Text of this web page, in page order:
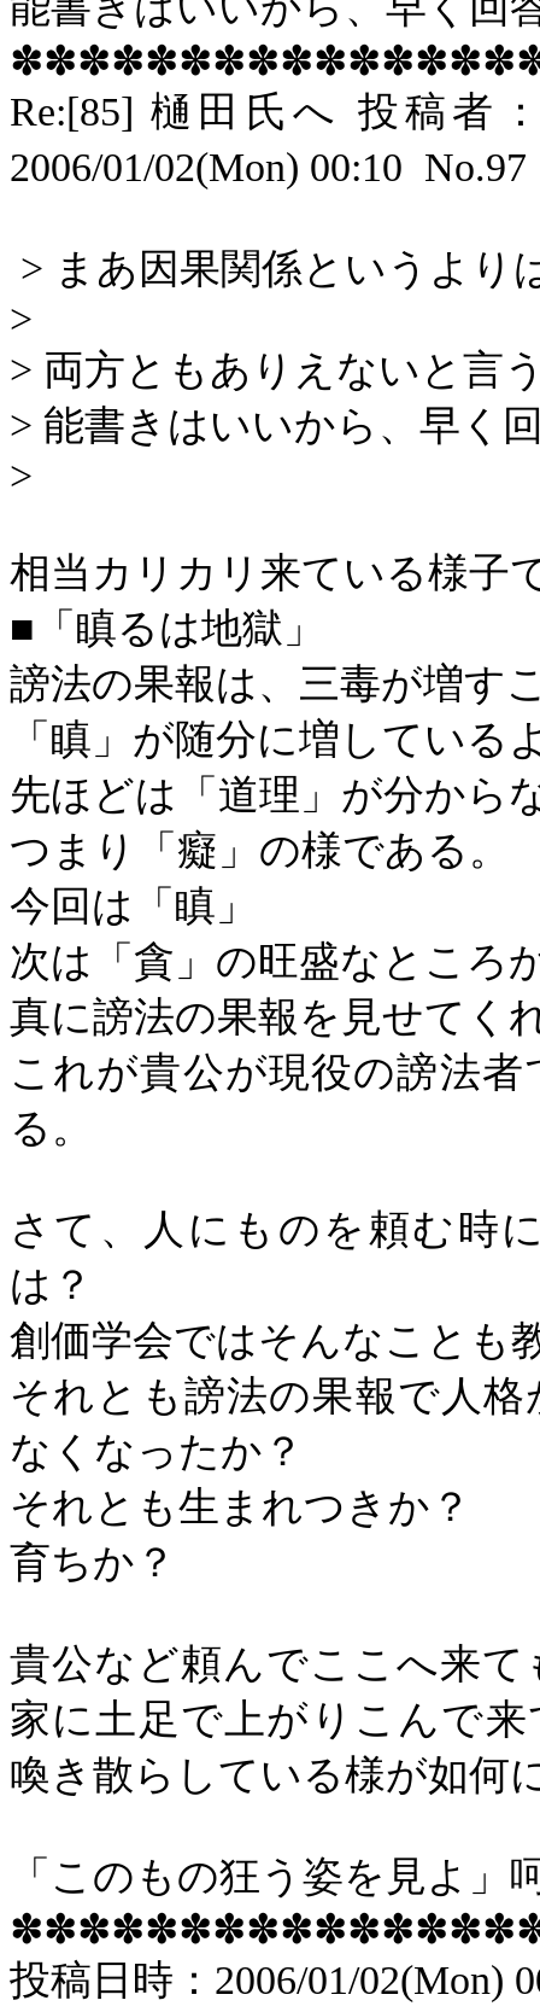
Re:[85]樋田氏へ 投稿者
2006/01/02(Mon) 00:10 No.97
> まあ因果関係というより
>
> 両方ともありえないと言
> 能書きはいいから、早く
>
相当カリカリ来ている様子
■「瞋るは地獄」
謗法の果報は、三毒が増す
「瞋」が随分に増している
先ほどは「道理」が分から
つまり「癡」の様である。
今回は「瞋」
次は「貪」の旺盛なところ
真に謗法の果報を見せてく
これが貴公が現役の謗法
る。
さて、人にものを頼む時
は？
創価学会ではそんなことも
それとも謗法の果報で人
なくなったか？
それとも生まれつきか？
育ちか？
貴公など頼んでここへ来
家に土足で上がりこんで
喚き散らしている様が如何
「このもの狂う姿を見よ」
投稿 日時： 2006/01/02(Mon)